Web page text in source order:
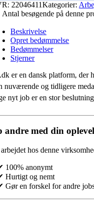
22046411Kategorier:
Antal besøgende på denne
Beskrivelse
Opret bedømmelse
Bedømmelser
Stjerner
er en dansk platform, der
nuværende og tidligere
nyt job er en stor
med din
hos denne
100% anonymt
Hurtigt og nemt
Gør en forskel for andre